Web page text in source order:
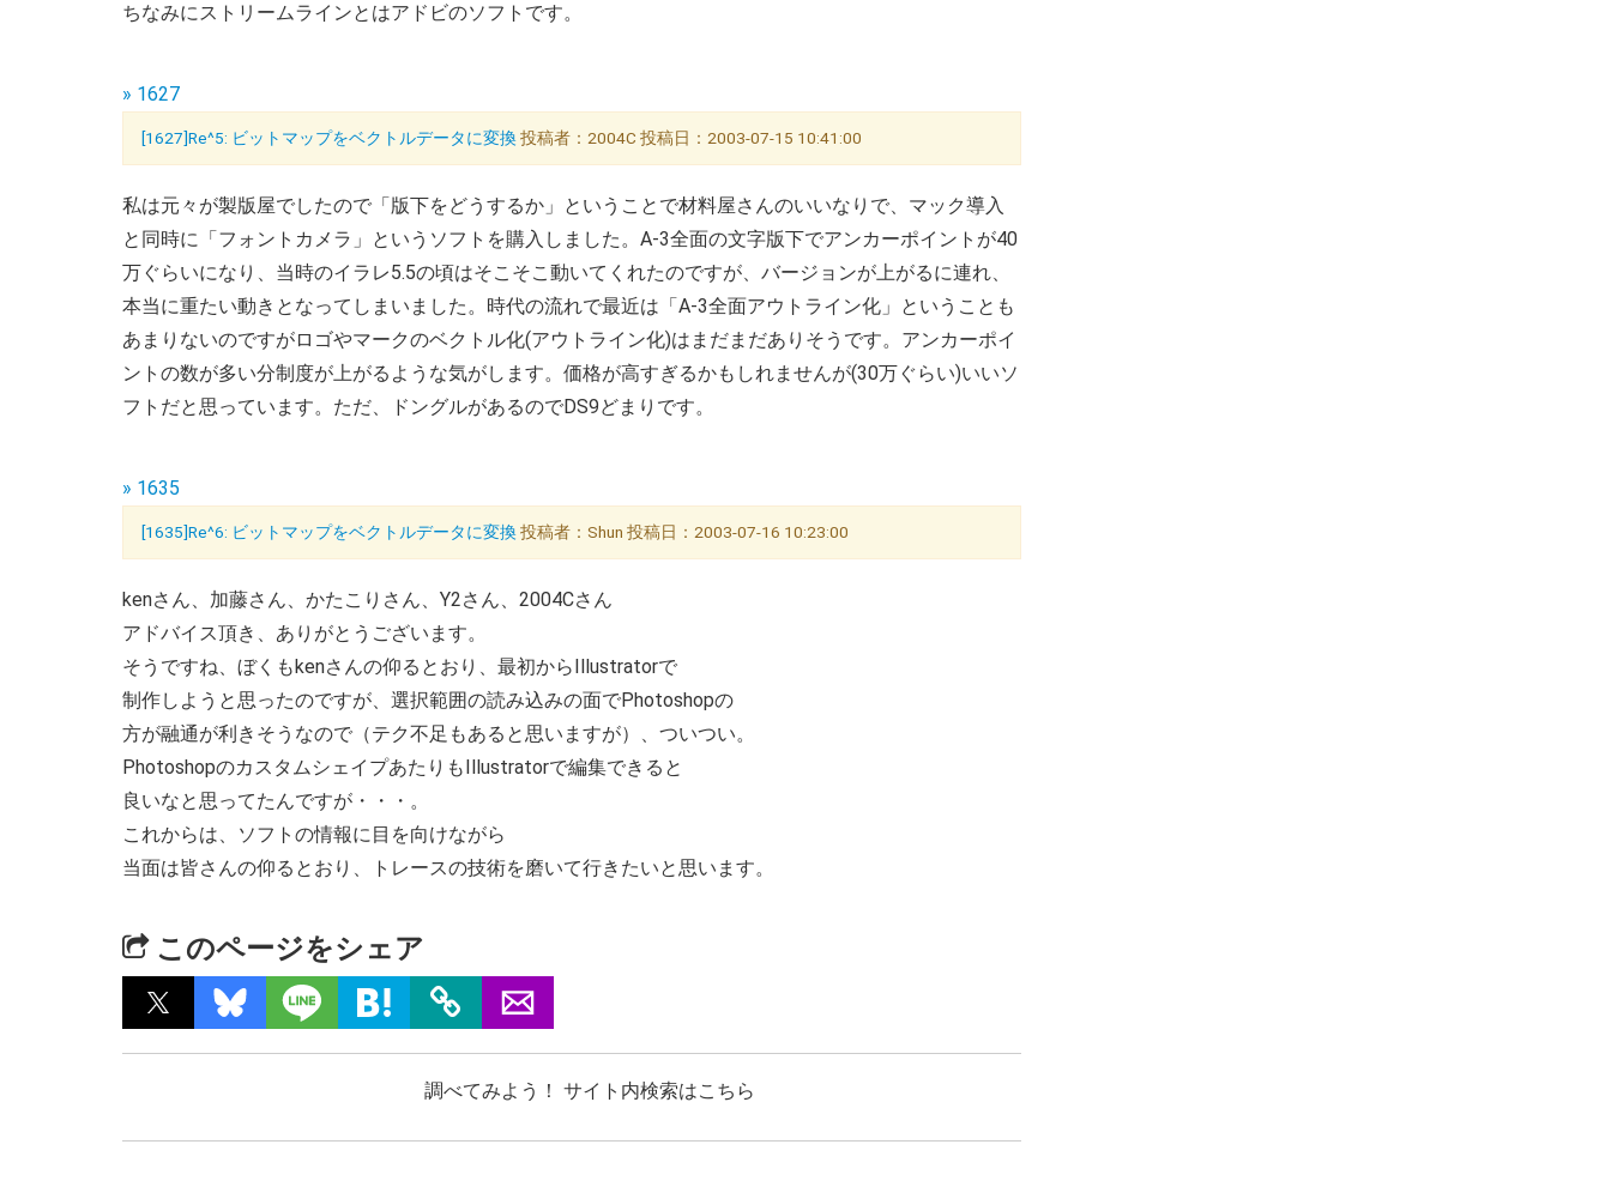
ちなみにストリームラインとはアドビのソフトです。
» 1627
[1627]Re^5: ビットマップをベクトルデータに変換投稿者：2004C 投稿日：2003-07-15 10:41:00
私は元々が製版屋でしたので「版下をどうするか」ということで材料屋さんのいいなりで、マック導入
と同時に「フォントカメラ」というソフトを購入しました。A-3全面の文字版下でアンカーポイントが40
万ぐらいになり、当時のイラレ5.5の頃はそこそこ動いてくれたのですが、バージョンが上がるに連れ、
本当に重たい動きとなってしまいました。時代の流れで最近は「A-3全面アウトライン化」ということも
あまりないのですがロゴやマークのベクトル化(アウトライン化)はまだまだありそうです。アンカーポイ
ントの数が多い分制度が上がるような気がします。価格が高すぎるかもしれませんが(30万ぐらい)いいソ
フトだと思っています。ただ、ドングルがあるのでDS9どまりです。
» 1635
[1635]Re^6: ビットマップをベクトルデータに変換投稿者：Shun 投稿日：2003-07-16 10:23:00
kenさん、加藤さん、かたこりさん、Y2さん、2004Cさん
アドバイス頂き、ありがとうございます。
そうですね、ぼくもkenさんの仰るとおり、最初からIllustratorで
制作しようと思ったのですが、選択範囲の読み込みの面でPhotoshopの
方が融通が利きそうなので（テク不足もあると思いますが）、ついつい。
PhotoshopのカスタムシェイプあたりもIllustratorで編集できると
良いなと思ってたんですが・・・。
これからは、ソフトの情報に目を向けながら
当面は皆さんの仰るとおり、トレースの技術を磨いて行きたいと思います。
このページをシェア
調べてみよう！ サイト内検索はこちら